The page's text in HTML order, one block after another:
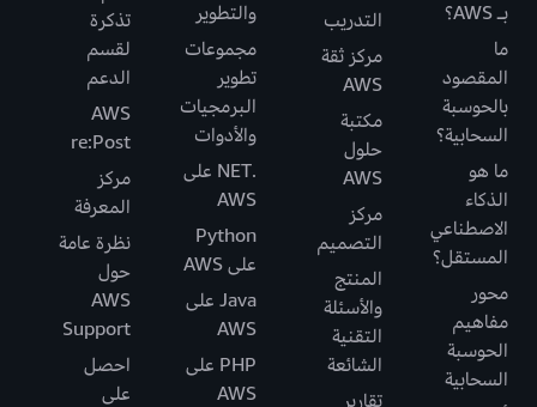
بـ AWS؟
ما
المقصود
بالحوسبة
السحابية؟
ما هو
الذكاء
الاصطناعي
المستقل؟
محور
مفاهيم
الحوسبة
السحابية
التدريب
مركز ثقة
AWS
مكتبة
حلول
AWS
مركز
التصميم
المنتج
والأسئلة
التقنية
الشائعة
والتطوير
مجموعات
تطوير
البرمجيات
والأدوات
.NET على
AWS
Python
على AWS
Java على
AWS
PHP على
AWS
تذكرة
لقسم
الدعم
AWS
re:Post
مركز
المعرفة
نظرة عامة
حول
AWS
Support
احصل
على